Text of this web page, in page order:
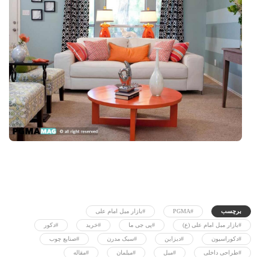
برچسب #PGMA #بازار مبل امام علی
#بازار مبل امام علی (ع) #پی جی ما #خرید #دکور
#دکوراسیون #دیزاین #سبک مدرن #صنایع چوب
#طراحی داخلی #مبل #مبلمان #مقاله